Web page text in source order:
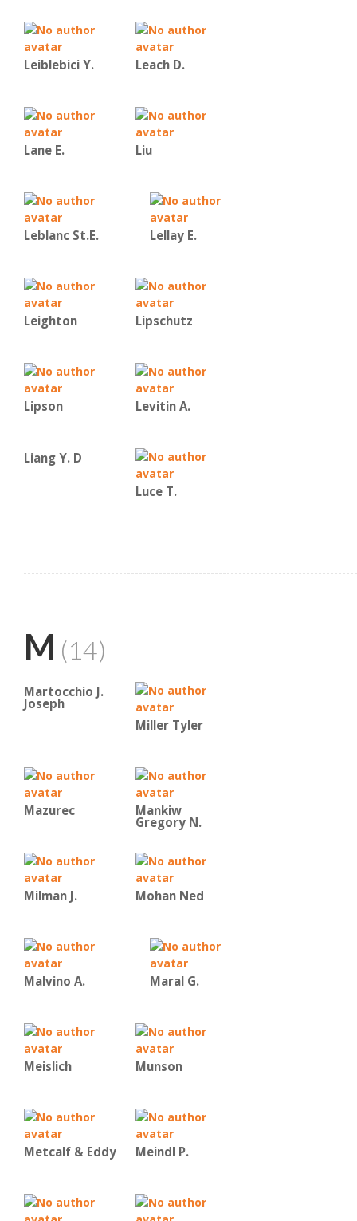
Leiblebici Y. Leach D.
Lane E. Liu
Leblanc St.E. Lellay E.
Leighton Lipschutz
Lipson Levitin A.
Liang Y. D
Luce T.
M (14)
Martocchio J.
Joseph
Miller Tyler
Mazurec Mankiw
Gregory N.
Milman J. Mohan Ned
Malvino Α. Maral G.
Meislich Munson
Metcalf & Eddy Meindl P.